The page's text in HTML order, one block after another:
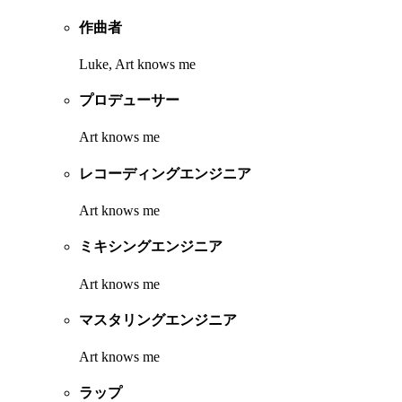
作曲者
Luke, Art knows me
プロデューサー
Art knows me
レコーディングエンジニア
Art knows me
ミキシングエンジニア
Art knows me
マスタリングエンジニア
Art knows me
ラップ